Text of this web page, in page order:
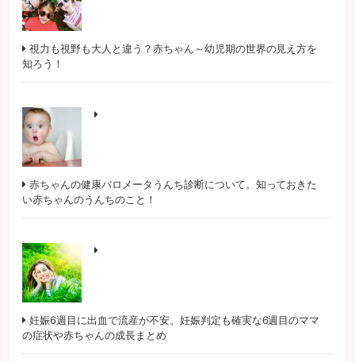
視力も視野も大人と違う？赤ちゃん～幼児期の世界の見え方を
知ろう！
赤ちゃんの健康バロメータうんち診断について。知っておきた
い赤ちゃんのうんちのこと！
妊娠6週目に出血で流産が不安。妊娠判定も確実な6週目のママ
の症状や赤ちゃんの成長まとめ